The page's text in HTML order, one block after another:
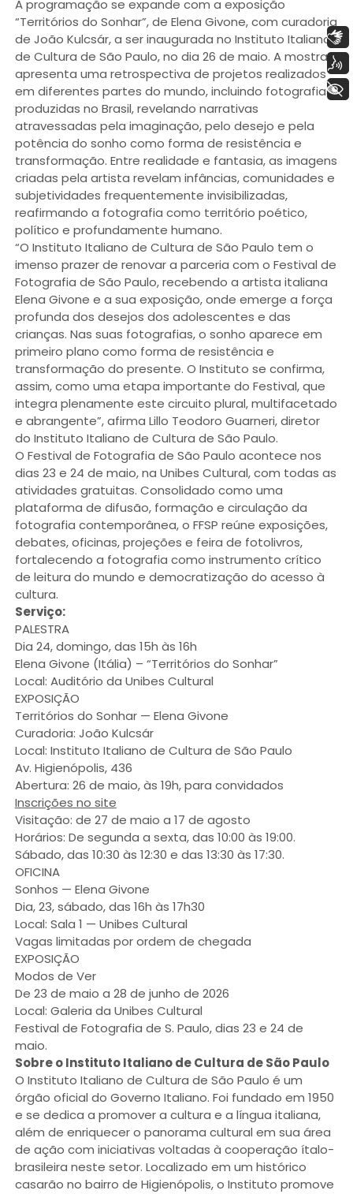
A programação se expande com a exposição
“Territórios do Sonhar”, de Elena Givone, com curadoria
de João Kulcsár, a ser inaugurada no Instituto Italiano
de Cultura de São Paulo, no dia 26 de maio. A mostra
apresenta uma retrospectiva de projetos realizados
em diferentes partes do mundo, incluindo fotografias
produzidas no Brasil, revelando narrativas
atravessadas pela imaginação, pelo desejo e pela
potência do sonho como forma de resistência e
transformação. Entre realidade e fantasia, as imagens
criadas pela artista revelam infâncias, comunidades e
subjetividades frequentemente invisibilizadas,
reafirmando a fotografia como território poético,
político e profundamente humano.
“O Instituto Italiano de Cultura de São Paulo tem o
imenso prazer de renovar a parceria com o Festival de
Fotografia de São Paulo, recebendo a artista italiana
Elena Givone e a sua exposição, onde emerge a força
profunda dos desejos dos adolescentes e das
crianças. Nas suas fotografias, o sonho aparece em
primeiro plano como forma de resistência e
transformação do presente. O Instituto se confirma,
assim, como uma etapa importante do Festival, que
integra plenamente este circuito plural, multifacetado
e abrangente”, afirma Lillo Teodoro Guarneri, diretor
do Instituto Italiano de Cultura de São Paulo.
O Festival de Fotografia de São Paulo acontece nos
dias 23 e 24 de maio, na Unibes Cultural, com todas as
atividades gratuitas. Consolidado como uma
plataforma de difusão, formação e circulação da
fotografia contemporânea, o FFSP reúne exposições,
debates, oficinas, projeções e feira de fotolivros,
fortalecendo a fotografia como instrumento crítico
de leitura do mundo e democratização do acesso à
cultura.
Serviço:
PALESTRA
Dia 24, domingo, das 15h às 16h
Elena Givone (Itália) – “Territórios do Sonhar”
Local: Auditório da Unibes Cultural
EXPOSIÇÃO
Territórios do Sonhar — Elena Givone
Curadoria: João Kulcsár
Local: Instituto Italiano de Cultura de São Paulo
Av. Higienópolis, 436
Abertura: 26 de maio, às 19h, para convidados
Inscrições no site
Visitação: de 27 de maio a 17 de agosto
Horários: De segunda a sexta, das 10:00 às 19:00.
Sábado, das 10:30 às 12:30 e das 13:30 às 17:30.
OFICINA
Sonhos — Elena Givone
Dia, 23, sábado, das 16h às 17h30
Local: Sala 1 — Unibes Cultural
Vagas limitadas por ordem de chegada
EXPOSIÇÃO
Modos de Ver
De 23 de maio a 28 de junho de 2026
Local: Galeria da Unibes Cultural
Festival de Fotografia de S. Paulo, dias 23 e 24 de
maio.
Sobre o Instituto Italiano de Cultura de São Paulo
O Instituto Italiano de Cultura de São Paulo é um
órgão oficial do Governo Italiano. Foi fundado em 1950
e se dedica a promover a cultura e a língua italiana,
além de enriquecer o panorama cultural em sua área
de ação com iniciativas voltadas à cooperação ítalo-
brasileira neste setor. Localizado em um histórico
casarão no bairro de Higienópolis, o Instituto promove
Libras
Voz
+ Acessibilidade